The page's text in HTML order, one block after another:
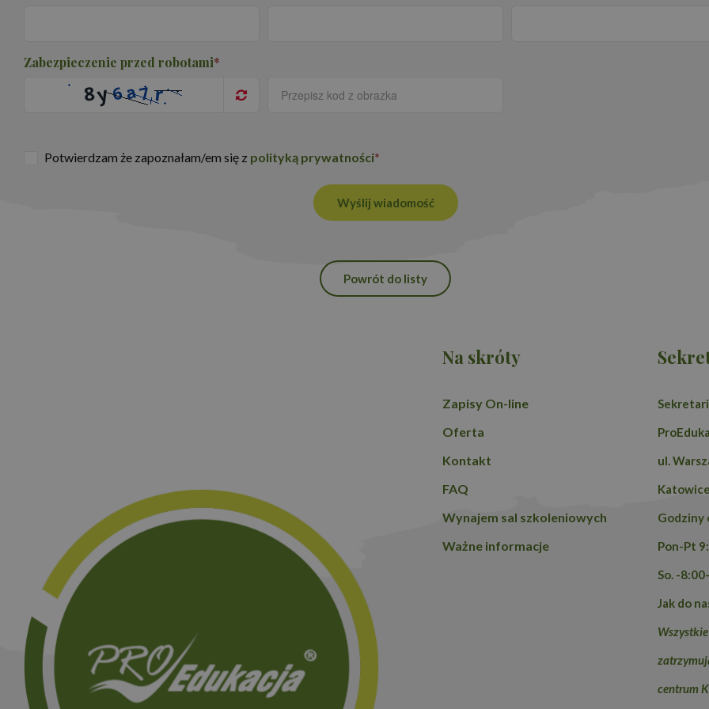
Zabezpieczenie przed robotami*
Potwierdzam że zapoznałam/em się z polityką prywatności*
Wyślij wiadomość
Powrót do listy
Na skróty
Zapisy On-line
Oferta
Kontakt
FAQ
Wynajem sal szkoleniowych
Ważne informacje
ul.
Katowice
Godziny
Pon-Pt
So. -
Jak do
centrum
.proedukacja.edu.pl
Polityce prywatności Google